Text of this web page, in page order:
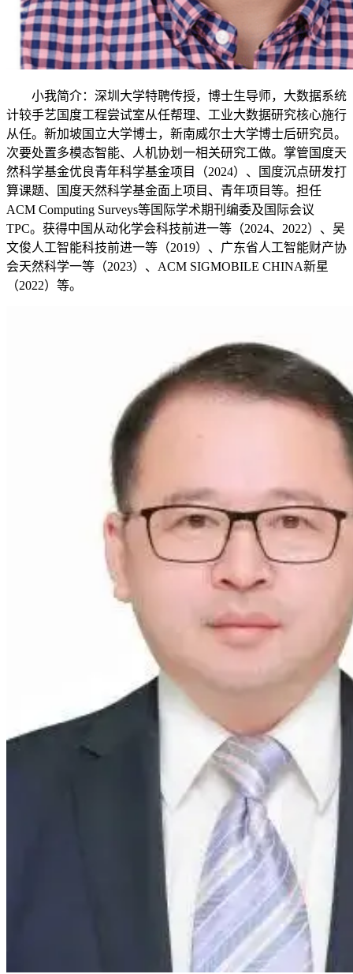
小我简介：深圳大学特聘传授，博士生导师，大数据系统
计较手艺国度工程尝试室从任帮理、工业大数据研究核心施行
从任。新加坡国立大学博士，新南威尔士大学博士后研究员。
次要处置多模态智能、人机协划一相关研究工做。掌管国度天
然科学基金优良青年科学基金项目（2024）、国度沉点研发打
算课题、国度天然科学基金面上项目、青年项目等。担任
ACM Computing Surveys等国际学术期刊编委及国际会议
TPC。获得中国从动化学会科技前进一等（2024、2022）、吴
文俊人工智能科技前进一等（2019）、广东省人工智能财产协
会天然科学一等（2023）、ACM SIGMOBILE CHINA新星
（2022）等。